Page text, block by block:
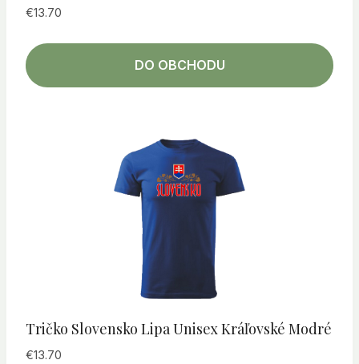
€13.70
DO OBCHODU
Tričko Slovensko Lipa Unisex Kráľovské Modré
€13.70